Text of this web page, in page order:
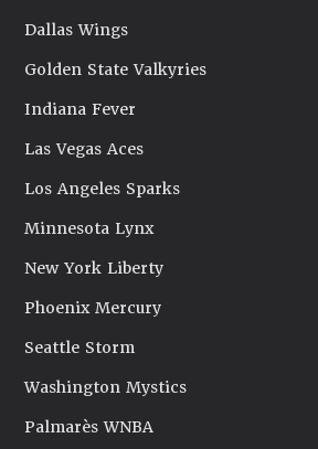
Dallas Wings
Golden State Valkyries
Indiana Fever
Las Vegas Aces
Los Angeles Sparks
Minnesota Lynx
New York Liberty
Phoenix Mercury
Seattle Storm
Washington Mystics
Palmarès WNBA